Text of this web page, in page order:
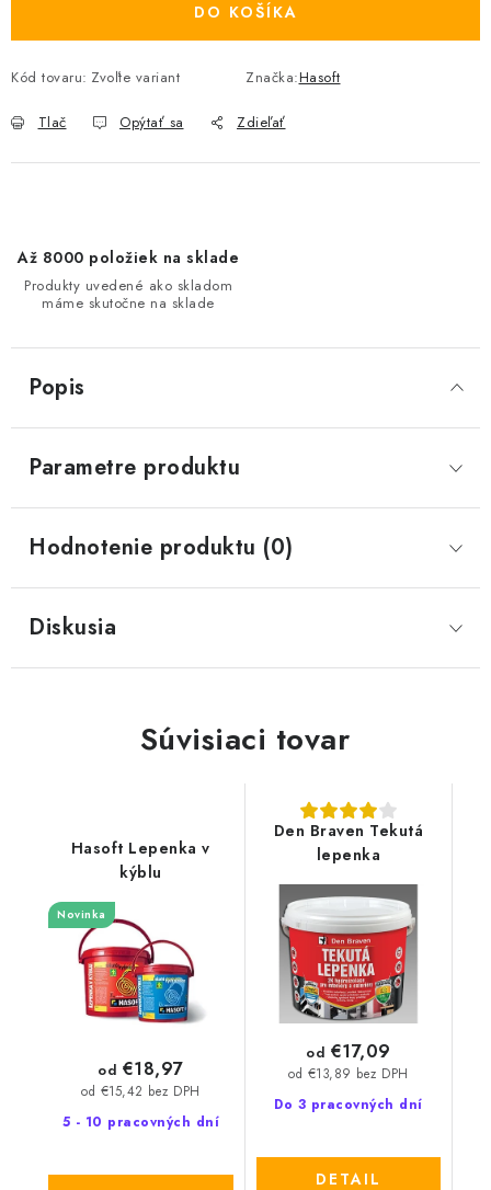
DO KOŠÍKA
Kód tovaru: Zvoľte variant Značka:Hasoft
Tlač Opýtať sa Zdieľať
Až 8000 položiek na sklade
Produkty uvedené ako skladom
máme skutočne na sklade
Popis
Parametre produktu
Hodnotenie produktu (0)
Diskusia
Súvisiaci tovar
Hasoft Lepenka v
kýblu
Novinka
5 - 10 pracovných dní
od €15,42 bez DPH
od €18,97
Den Braven Tekutá
lepenka
Do 3 pracovných dní
od €13,89 bez DPH
od €17,09
DETAIL